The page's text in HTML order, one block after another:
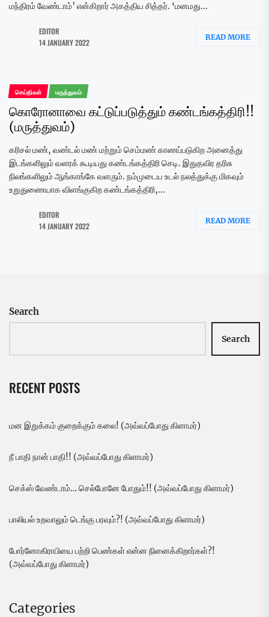
மந்திரம் வேண்டாம்’ என்கிறார் அகத்திய சித்தர். ‘மனமது...
EDITOR
14 JANUARY 2022
READ MORE
செய்திகள் மருத்துவம்
கொரோனாவை கட்டுப்படுத்தும் கண்டங்கத்திரி!!
(மருத்துவம்)
கரிசல் மண், வண்டல் மண் மற்றும் செம்மண் காணப்படுகிற அனைத்து
இடங்களிலும் வளரக் கூடியது கண்டங்கத்திரி செடி. இதுதவிர தரிசு
நிலங்களிலும் ஆங்காங்கே வளரும். நம்முடைய உடல் நலத்துக்கு மிகவும்
உறுதுணையாக விளங்குகிற கண்டங்கத்திரி,...
EDITOR
14 JANUARY 2022
READ MORE
Search
Search
RECENT POSTS
மன இறுக்கம் குறைக்கும் கலை! (அவ்வப்போது கிளாமர்)
நீ பாதி நான் பாதி!! (அவ்வப்போது கிளாமர்)
செக்ஸ் வேண்டாம்… செல்போனே போதும்!! (அவ்வப்போது கிளாமர்)
பாலியல் உறவாலும் டெங்கு பரவும்?! (அவ்வப்போது கிளாமர்)
போர்னோகிராபியை பற்றி பெண்கள் என்ன நினைக்கிறார்கள்?!
(அவ்வப்போது கிளாமர்)
Categories